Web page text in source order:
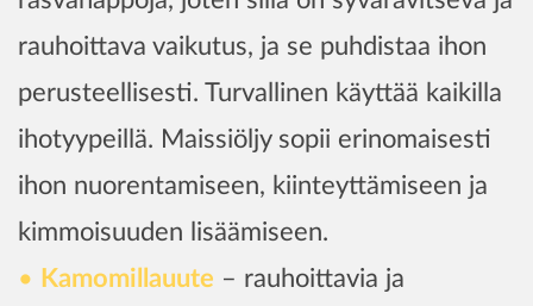
rauhoittava vaikutus, ja se puhdistaa ihon
perusteellisesti. Turvallinen käyttää kaikilla
ihotyypeillä. Maissiöljy sopii erinomaisesti
ihon nuorentamiseen, kiinteyttämiseen ja
kimmoisuuden lisäämiseen.
Kamomillauute – rauhoittavia ja